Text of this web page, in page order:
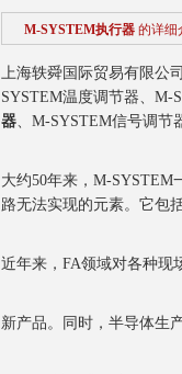
M-SYSTEM执行器 的详细
上海轶舜国际贸易有限公
SYSTEM温度调节器、M-
器、M-SYSTEM信号调节
大约50年来，M-
路无法实现的元素。它包
近年来，FA领域对各种现
新产品。同时，半导体生